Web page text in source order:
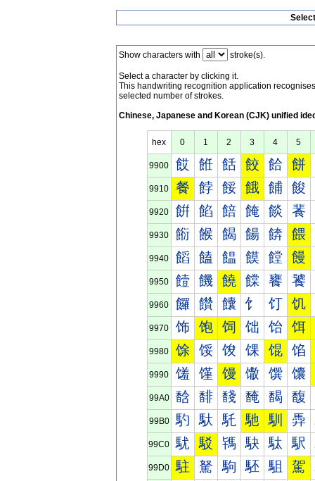
Show characters with stroke(s).
Select a character by clicking it.
This handwriting recognition application
selected number of strokes.
Chinese, Japanese and Korean (CJK) unified
hex 0 1 2 3 4 5
9900 餀 餁 餂 餃 餄 餅
9910 餐 餑 餒 餓 餔 餕
9920 餠 餡 餢 餣 餤 餥
9930 餰 餱 餲 餳 餴 餵
9940 饀 饁 饂 饃 饄 饅
9950 饐 饑 饒 饓 饔 饕
9960 饠 饡 饢 饣 饤 饥
9970 饰 饱 饲 饳 饴 饵
9980 馀 馁 馂 馃 馄 馅
9990 馐 馑 馒 馓 馔 馕
99A0 馠 馡 馢 馣 馤 馥
99B0 馰 馱 馲 馳 馴 馵
99C0 駀 駁 駂 駃 駄 駅
99D0 駐 駑 駒 駓 駔 駕